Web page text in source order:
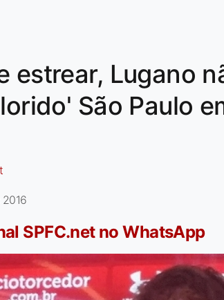
estrear, Lugano
São Paulo
2016
SPFC.net no WhatsApp